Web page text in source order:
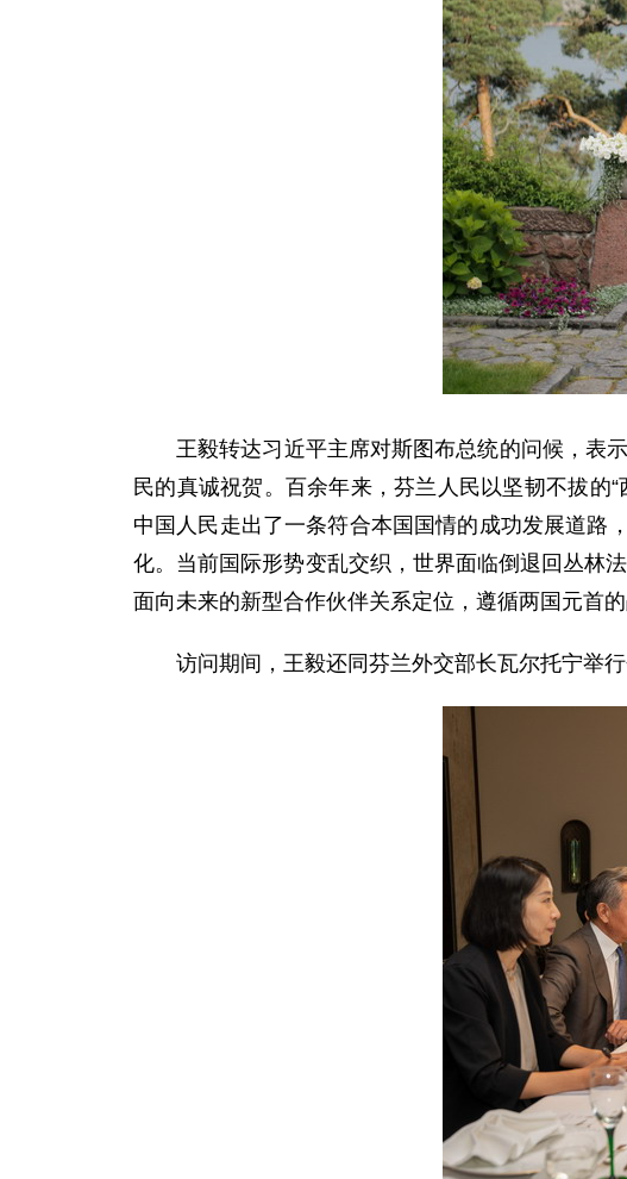
王毅转达习近平主席对斯图布总统的问候，表
民的真诚祝贺。百余年来，芬兰人民以坚韧不拔的
中国人民走出了一条符合本国国情的成功发展道路
化。当前国际形势变乱交织，世界面临倒退回丛林
面向未来的新型合作伙伴关系定位，遵循两国元首
访问期间，王毅还同芬兰外交部长瓦尔托宁举行